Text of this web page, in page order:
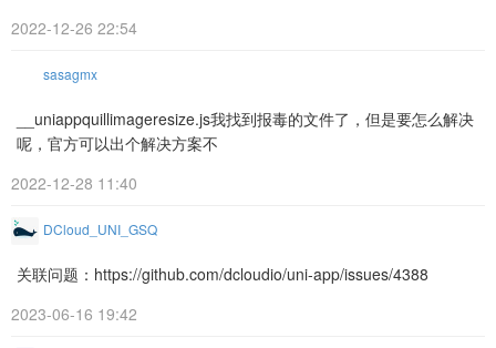
2022-12-26 22:54
sasagmx
__uniappquillimageresize.js我找到报毒的文件了，但是要怎么解决
呢，官方可以出个解决方案不
2022-12-28 11:40
DCloud_UNI_GSQ
关联问题：https://github.com/dcloudio/uni-app/issues/4388
2023-06-16 19:42